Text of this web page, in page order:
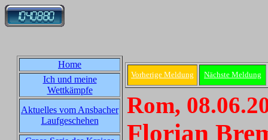
Home
Ich und meine
Wettkämpfe
Aktuelles vom Ansbacher
Laufgeschehen
Vorherige Meldung Nächste Meldung
Rom,
Florian